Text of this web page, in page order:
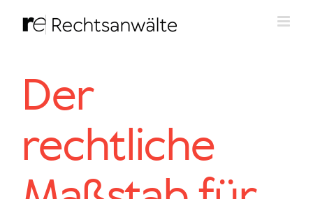
Inhalt
Der
rechtliche